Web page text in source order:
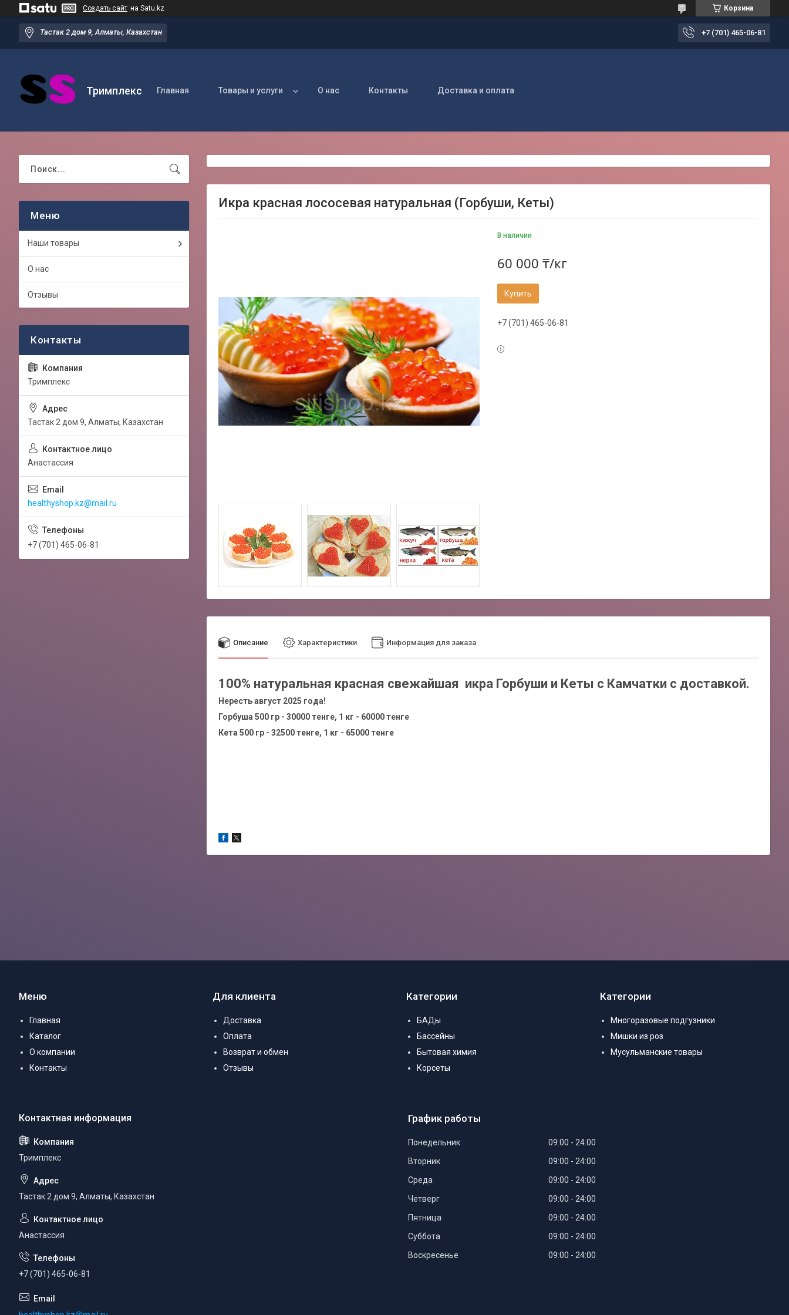
Создать сайт на Satu.kz Корзина
Тастак 2 дом 9, Алматы, Казахстан +7 (701) 465-06-81
Тримплекс Главная Товары и услуги О нас Контакты Доставка и оплата
Икра красная лососевая натуральная (Горбуши, Кеты)
В наличии
60 000 ₸/кг
Купить
+7 (701) 465-06-81
Описание Характеристики Информация для заказа
100% натуральная красная свежайшая икра Горбуши и Кеты с Камчатки с доставкой.
Нересть август 2025 года!
Горбуша 500 гр - 30000 тенге, 1 кг - 60000 тенге
Кета 500 гр - 32500 тенге, 1 кг - 65000 тенге
Наши товары
О нас
Отзывы
Тримплекс
Тастак 2 дом 9, Алматы, Казахстан
Анастассия
healthyshop.kz@mail.ru
+7 (701) 465-06-81
Меню
Главная
Каталог
О компании
Контакты
Для клиента
Доставка
Оплата
Возврат и обмен
Отзывы
Категории
БАДы
Бассейны
Бытовая химия
Корсеты
Категории
Многоразовые подгузники
Мишки из роз
Мусульманские товары
Тримплекс
Тастак 2 дом 9, Алматы, Казахстан
Анастассия
+7 (701) 465-06-81
График работы
Понедельник 09:00
24:00
Вторник
09:00
24:00
Среда
09:00
24:00
Четверг
09:00
24:00
Пятница
09:00
24:00
Суббота
09:00
24:00
Воскресенье
09:00 24:00